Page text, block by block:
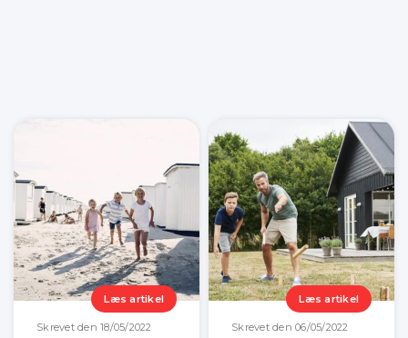
Læs artikel
Skrevet den 18/05/2022
Læs artikel
Skrevet den 06/05/2022